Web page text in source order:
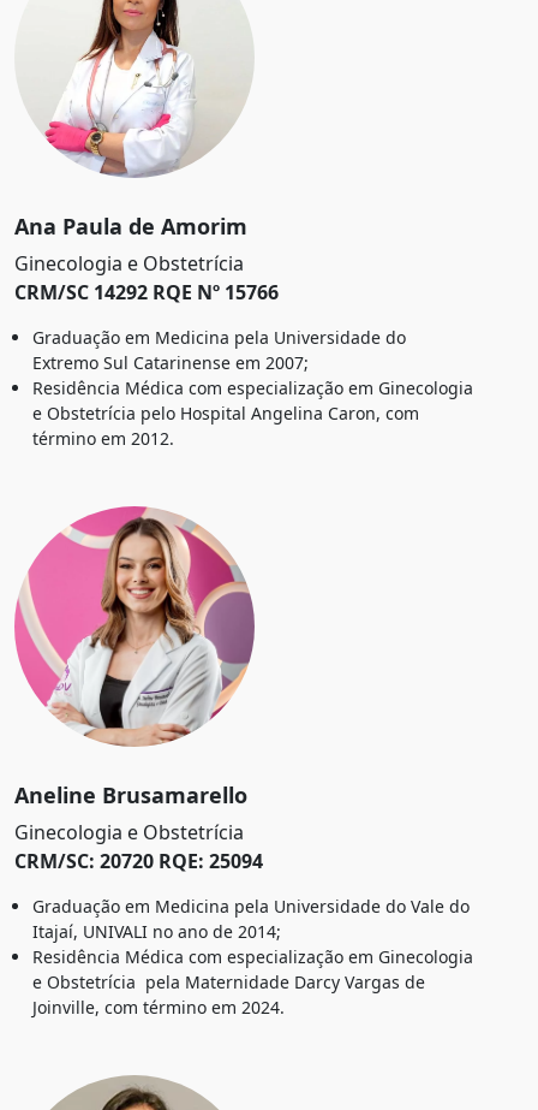
Ana Paula de Amorim
Ginecologia e Obstetrícia
CRM/SC 14292 RQE Nº 15766
Graduação em Medicina pela Universidade do
Extremo Sul Catarinense em 2007;
Residência Médica com especialização em Ginecologia
e Obstetrícia pelo Hospital Angelina Caron, com
término em 2012.
Aneline Brusamarello
Ginecologia e Obstetrícia
CRM/SC: 20720 RQE: 25094
Graduação em Medicina pela Universidade do Vale do
Itajaí, UNIVALI no ano de 2014;
Residência Médica com especialização em Ginecologia
e Obstetrícia pela Maternidade Darcy Vargas de
Joinville, com término em 2024.